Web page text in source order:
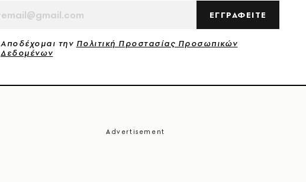
ΕΓΓΡΑΦΕΙΤΕ
Αποδέχομαι την Πολιτική Προστασίας Προσωπικών
Δεδομένων